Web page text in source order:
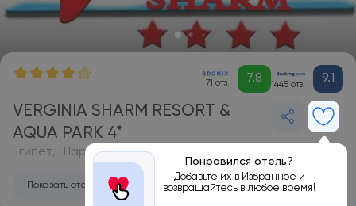
71 отз. 7.8 1445 отз. 9.1
VERGINIA SHARM RESORT &
AQUA PARK 4*
Понравился отель?
Добавьте их в Избранное и
возвращайтесь в любое время!
Египет, Шарм-эль-Шейх
Показать отель на карте